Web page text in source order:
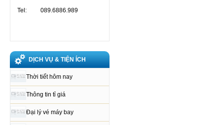
Tel: 089.6886.989
DỊCH VỤ & TIỆN ÍCH
Thời tiết hôm nay
Thông tin tỉ giá
Đại lý vé máy bay